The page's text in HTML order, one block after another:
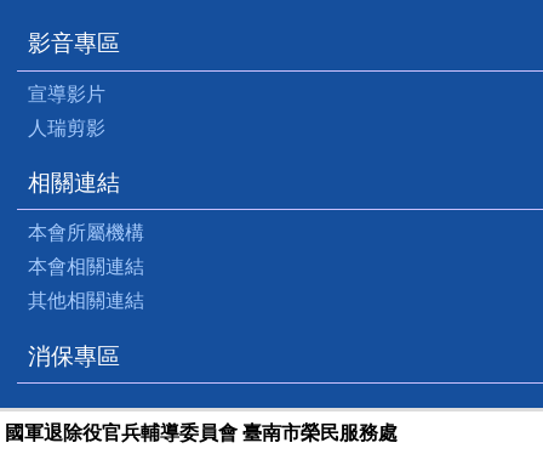
影音專區
宣導影片
人瑞剪影
相關連結
本會所屬機構
本會相關連結
其他相關連結
消保專區
國軍退除役官兵輔導委員會 臺南市榮民服務處